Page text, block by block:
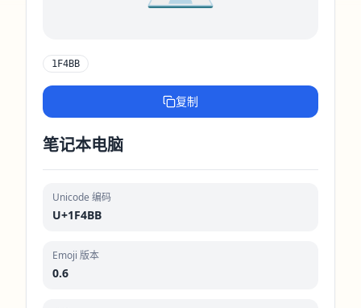
1F4BB
复制
笔记本电脑
Unicode 编码
U+1F4BB
Emoji 版本
0.6